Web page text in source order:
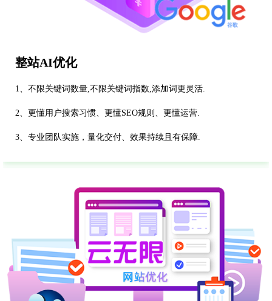
整站AI优化
1、不限关键词数量,不限关键词指数,添加词更灵活.
2、更懂用户搜索习惯、更懂SEO规则、更懂运营.
3、专业团队实施，量化交付、效果持续且有保障.